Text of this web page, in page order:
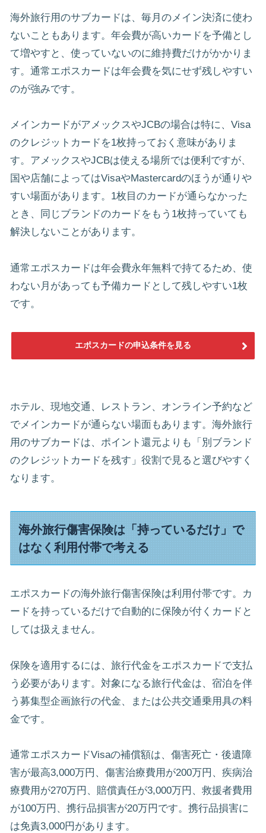
海外旅行用のサブカードは、毎月のメイン決済に使わ
ないこともあります。年会費が高いカードを予備とし
て増やすと、使っていないのに維持費だけがかかりま
す。通常エポスカードは年会費を気にせず残しやすい
のが強みです。
メインカードがアメックスやJCBの場合は特に、Visa
のクレジットカードを1枚持っておく意味がありま
す。アメックスやJCBは使える場所では便利ですが、
国や店舗によってはVisaやMastercardのほうが通りや
すい場面があります。1枚目のカードが通らなかった
とき、同じブランドのカードをもう1枚持っていても
解決しないことがあります。
通常エポスカードは年会費永年無料で持てるため、使
わない月があっても予備カードとして残しやすい1枚
です。
エポスカードの申込条件を見る
ホテル、現地交通、レストラン、オンライン予約など
でメインカードが通らない場面もあります。海外旅行
用のサブカードは、ポイント還元よりも「別ブランド
のクレジットカードを残す」役割で見ると選びやすく
なります。
海外旅行傷害保険は「持っているだけ」で
はなく利用付帯で考える
エポスカードの海外旅行傷害保険は利用付帯です。カ
ードを持っているだけで自動的に保険が付くカードと
しては扱えません。
保険を適用するには、旅行代金をエポスカードで支払
う必要があります。対象になる旅行代金は、宿泊を伴
う募集型企画旅行の代金、または公共交通乗用具の料
金です。
通常エポスカードVisaの補償額は、傷害死亡・後遺障
害が最高3,000万円、傷害治療費用が200万円、疾病治
療費用が270万円、賠償責任が3,000万円、救援者費用
が100万円、携行品損害が20万円です。携行品損害に
は免責3,000円があります。